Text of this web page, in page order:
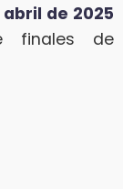
de 2025
finales de